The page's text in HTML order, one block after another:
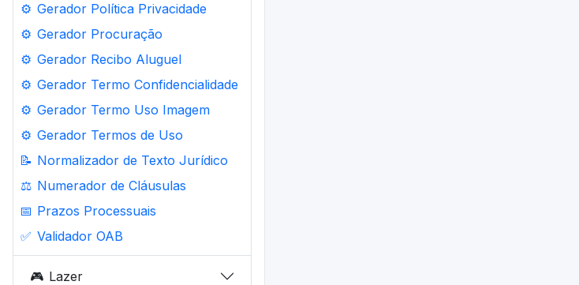
⚙️ Gerador Política Privacidade
⚙️ Gerador Procuração
⚙️ Gerador Recibo Aluguel
⚙️ Gerador Termo Confidencialidade
⚙️ Gerador Termo Uso Imagem
⚙️ Gerador Termos de Uso
📝 Normalizador de Texto Jurídico
⚖️ Numerador de Cláusulas
📅 Prazos Processuais
✅ Validador OAB
🎮 Lazer